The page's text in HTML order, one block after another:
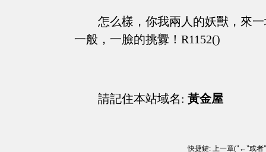
怎么樣，你我兩人的妖獸，來
一般，一臉的挑釁！R1152()
請記住本站域名: 黃金屋
快捷鍵: 上一章("←"或